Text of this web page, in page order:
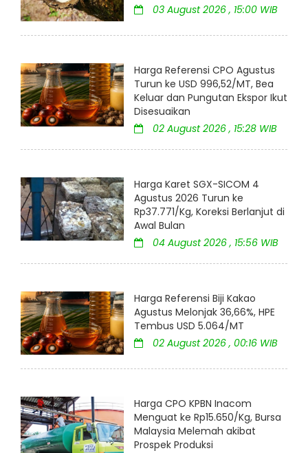
03 August 2026 , 15:00 WIB
Harga Referensi CPO Agustus
Turun ke USD 996,52/MT, Bea
Keluar dan Pungutan Ekspor Ikut
Disesuaikan
02 August 2026 , 15:28 WIB
Harga Karet SGX-SICOM 4
Agustus 2026 Turun ke
Rp37.771/Kg, Koreksi Berlanjut di
Awal Bulan
04 August 2026 , 15:56 WIB
Harga Referensi Biji Kakao
Agustus Melonjak 36,66%, HPE
Tembus USD 5.064/MT
02 August 2026 , 00:16 WIB
Harga CPO KPBN Inacom
Menguat ke Rp15.650/Kg, Bursa
Malaysia Melemah akibat
Prospek Produksi